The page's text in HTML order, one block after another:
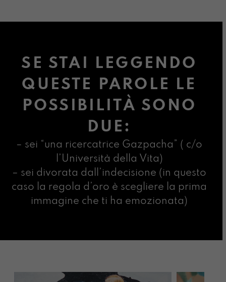
SE STAI LEGGENDO
QUESTE PAROLE LE
POSSIBILITÀ SONO
DUE:
– sei “una ricercatrice Gazpacha” ( c/o
l’Università della Vita)
– sei divorata dall’indecisione (in questo
caso la regola d’oro è scegliere la prima
immagine che ti ha emozionata)